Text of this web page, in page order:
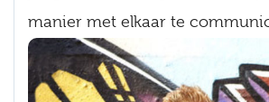
manier met elkaar te